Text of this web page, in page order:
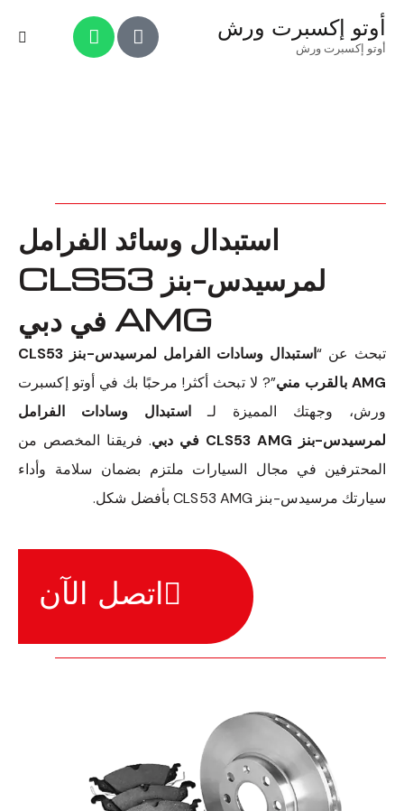
أوتو إكسبرت ورش
أوتو إكسبرت ورش
استبدال وسائد الفرامل
لمرسيدس-بنز CLS53
AMG في دبي
تبحث عن “
استبدال وسادات الفرامل لمرسيدس-بنز CLS53
AMG بالقرب مني
”? لا تبحث أكثر! مرحبًا بك في أوتو إكسبرت
ورش، وجهتك المميزة لـاستبدال وسادات الفرامل
لمرسيدس-بنز CLS53 AMG في دبي
. فريقنا المخصص من
المحترفين في مجال السيارات ملتزم بضمان سلامة وأداء
سيارتك مرسيدس-بنز CLS53 AMG بأفضل شكل.
اتصل الآن